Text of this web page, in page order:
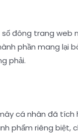
đông trang web
phần mang lại
phải.
cá nhân đã
phẩm riêng biệt,